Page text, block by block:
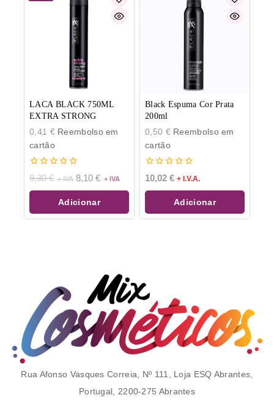
LACA BLACK 750ML
EXTRA STRONG
0,41 €Reembolso em
cartão
0
de
5
9,30€ 8,10 €
Adicionar
Black Espuma Cor Prata
200ml
0,50 €Reembolso em
cartão
0
de
5
10,02 € + I.V.A.
Adicionar
Rua Afonso Vasques Correia, Nº 111, Loja ESQ Abrantes,
Portugal, 2200-275 Abrantes